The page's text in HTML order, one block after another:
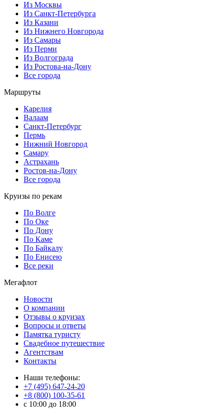
Из Москвы
Из Санкт-Петербурга
Из Казани
Из Нижнего Новгорода
Из Самары
Из Перми
Из Волгограда
Из Ростова-на-Дону
Все города
Маршруты
Карелия
Валаам
Санкт-Петербург
Пермь
Нижний Новгород
Самару
Астрахань
Ростов-на-Дону
Все города
Круизы по рекам
По Волге
По Оке
По Дону
По Каме
По Байкалу
По Енисею
Все реки
Мегафлот
Новости
О компании
Отзывы о круизах
Вопросы и ответы
Памятка туристу
Свадебное путешествие
Агентствам
Контакты
Наши телефоны:
+7 (495) 647-24-20
+8 (800) 100-35-61
c 10:00 до 18:00